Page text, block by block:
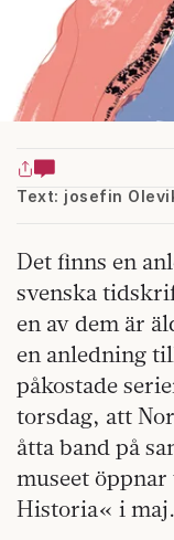
Text: josefin
Det finns en
svenska
en av dem är
en anledning
påkostade
torsdag, att
åtta band på
museet
Historia« i maj.